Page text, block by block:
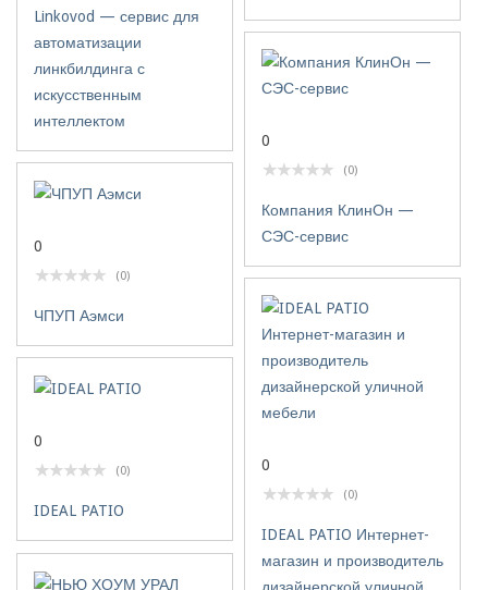
Linkovod — сервис для
автоматизации
линкбилдинга с
искусственным
интеллектом
0
(0)
Компания КлинОн —
СЭС-сервис
0
(0)
ЧПУП Аэмси
0
(0)
IDEAL PATIO Интернет-
магазин и производитель
0
(0)
IDEAL PATIO